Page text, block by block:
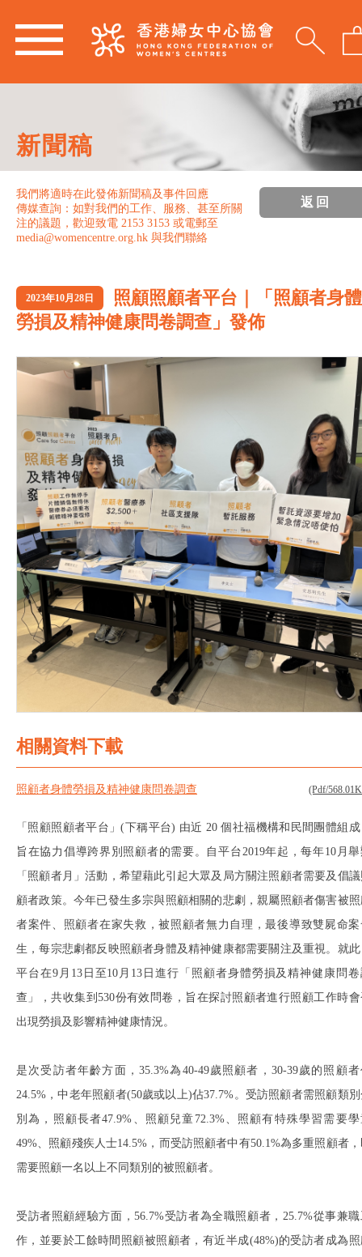
新聞稿
我們將適時在此發佈新聞稿及事件回應
傳媒查詢：如對我們的工作、服務、甚至所關
注的議題，歡迎致電 2153 3153 或電郵至
media@womencentre.org.hk 與我們聯絡
返回
2023年10月28日
照顧照顧者平台｜「照顧者身體
勞損及精神健康問卷調查」發佈
相關資料下載
照顧者身體勞損及精神健康問卷調查 (Pdf/
「照顧照顧者平台」(下稱平台) 由近 20 個社福機構和民間團體組
旨在協力倡導跨界別照顧者的需要。自平台2019年起，每年10月舉
「照顧者月」活動，希望藉此引起大眾及局方關注照顧者需要及倡
顧者政策。今年已發生多宗與照顧相關的悲劇，親屬照顧者傷害被
者案件、照顧者在家失救，被照顧者無力自理，最後導致雙屍命案
生，每宗悲劇都反映照顧者身體及精神健康都需要關注及重視。就
平台在9月13日至10月13日進行「照顧者身體勞損及精神健康問卷
查」，共收集到530份有效問卷，旨在探討照顧者進行照顧工作時
出現勞損及影響精神健康情況。
是次受訪者年齡方面，35.3%為40-49歲照顧者，30-39歲的照顧者
24.5%，中老年照顧者(50歲或以上)佔37.7%。受訪照顧者需照顧類
別為，照顧長者47.9%、照顧兒童72.3%、照顧有特殊學習需要學
49%、照顧殘疾人士14.5%，而受訪照顧者中有50.1%為多重照顧者
需要照顧一名以上不同類別的被照顧者。
受訪者照顧經驗方面，56.7%受訪者為全職照顧者，25.7%從事兼
作，並要於工餘時間照顧被照顧者，有近半成(48%)的受訪者成為